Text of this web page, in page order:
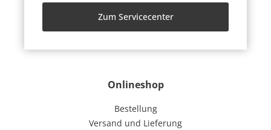
Onlineshop
Bestellung
Versand und Lieferung
Zum Servicecenter